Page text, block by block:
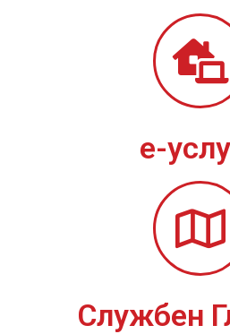
е-
Службен